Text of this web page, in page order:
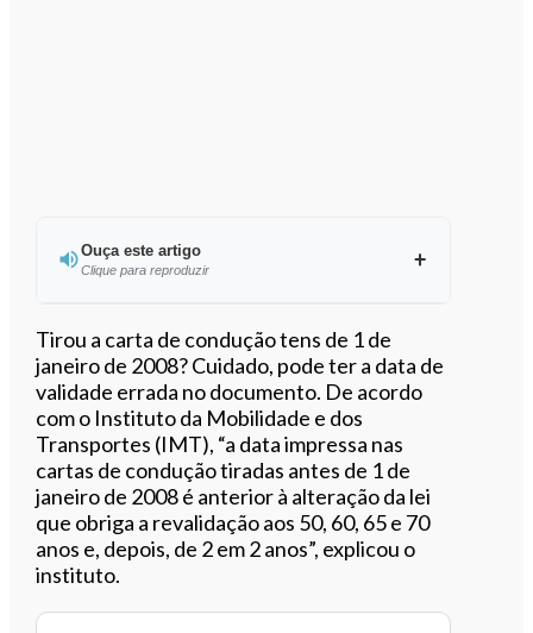
Ouça este artigo
Clique para reproduzir
Ouvir este artigo
Tirou a carta de condução tens de 1 de
janeiro de 2008? Cuidado, pode ter a data de
validade errada no documento. De acordo
com o Instituto da Mobilidade e dos
Transportes (IMT), “a data impressa nas
cartas de condução tiradas antes de 1 de
janeiro de 2008 é anterior à alteração da lei
que obriga a revalidação aos 50, 60, 65 e 70
anos e, depois, de 2 em 2 anos”, explicou o
instituto.